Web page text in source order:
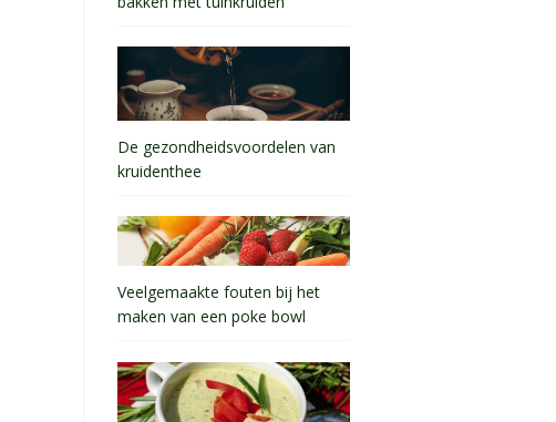
De gezondheidsvoordelen van
kruidenthee
Veelgemaakte fouten bij het
maken van een poke bowl